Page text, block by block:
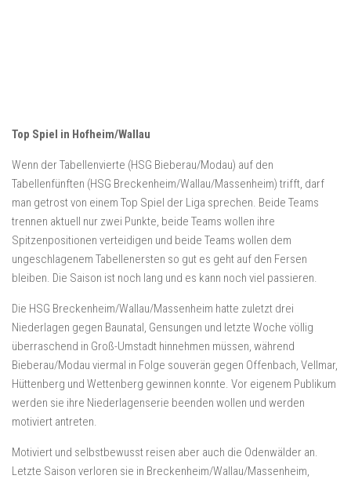
Top Spiel in Hofheim/Wallau
Wenn der Tabellenvierte (HSG Bieberau/Modau) auf den
Tabellenfünften (HSG Breckenheim/Wallau/Massenheim) trifft, darf
man getrost von einem Top Spiel der Liga sprechen. Beide Teams
trennen aktuell nur zwei Punkte, beide Teams wollen ihre
Spitzenpositionen verteidigen und beide Teams wollen dem
ungeschlagenem Tabellenersten so gut es geht auf den Fersen
bleiben. Die Saison ist noch lang und es kann noch viel passieren.
Die HSG Breckenheim/Wallau/Massenheim hatte zuletzt drei
Niederlagen gegen Baunatal, Gensungen und letzte Woche völlig
überraschend in Groß-Umstadt hinnehmen müssen, während
Bieberau/Modau viermal in Folge souverän gegen Offenbach, Vellmar,
Hüttenberg und Wettenberg gewinnen konnte. Vor eigenem Publikum
werden sie ihre Niederlagenserie beenden wollen und werden
motiviert antreten.
Motiviert und selbstbewusst reisen aber auch die Odenwälder an.
Letzte Saison verloren sie in Breckenheim/Wallau/Massenheim,